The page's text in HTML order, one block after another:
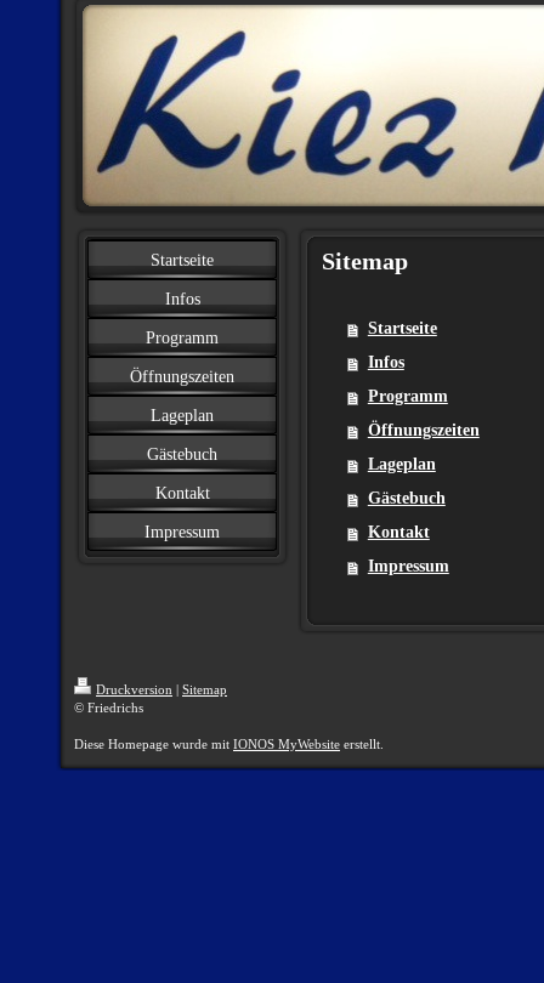
Startseite
Infos
Programm
Öffnungszeiten
Lageplan
Gästebuch
Kontakt
Impressum
Sitemap
Startseite
Infos
Programm
Öffnungszeiten
Lageplan
Gästebuch
Kontakt
Impressum
Druckversion | Sitemap
© Friedrichs
Diese Homepage wurde mit IONOS MyWebsite erstellt.